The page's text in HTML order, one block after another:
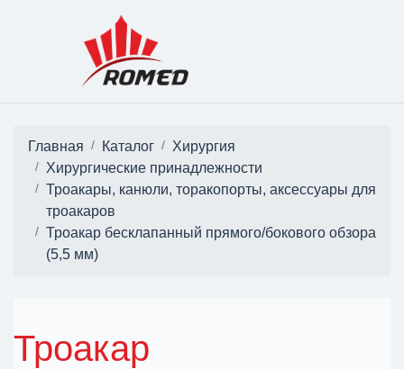
Главная Каталог
Хирургия
Хирургические принадлежности
Троакары, канюли, торакопорты, аксессуары для
троакаров
Троакар бесклапанный прямого/бокового обзора
(5,5 мм)
Троакар